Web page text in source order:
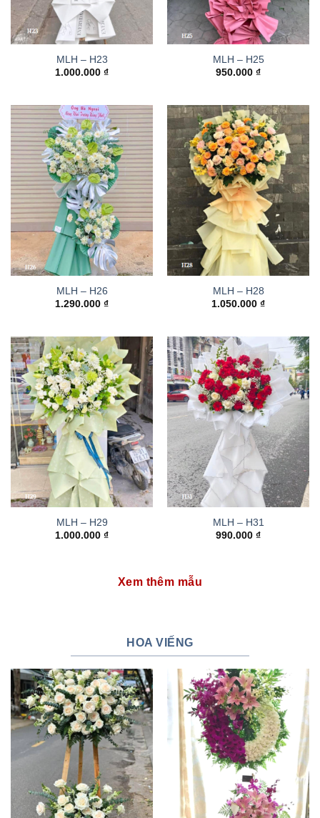
MLH – H23
1.000.000 ₫
MLH – H25
950.000 ₫
MLH – H26
1.290.000 ₫
MLH – H28
1.050.000 ₫
MLH – H29
1.000.000 ₫
MLH – H31
990.000 ₫
Xem thêm mẫu
HOA VIẾNG